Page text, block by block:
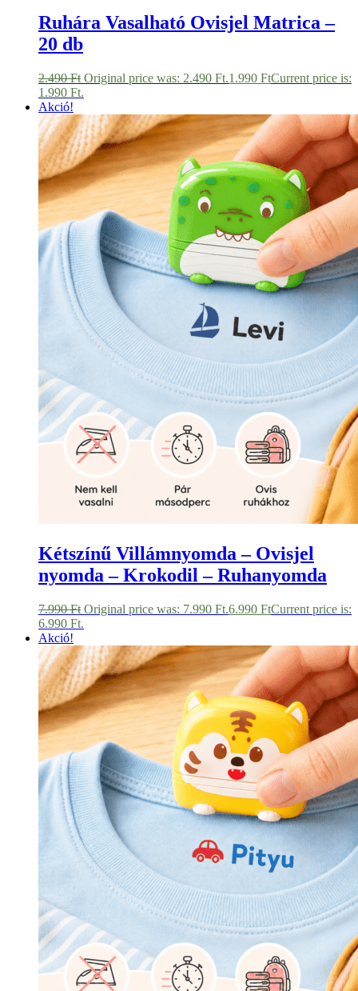
Ruhára Vasalható Ovisjel Matrica –
20 db
2.490Ft Original price was: 2.490 Ft.1.990 FtCurrent price is:
1.990 Ft.
Akció!
Kétszínű Villámnyomda – Ovisjel
nyomda – Krokodil – Ruhanyomda
7.990Ft Original price was: 7.990 Ft.6.990 FtCurrent price is:
6.990 Ft.
Akció!